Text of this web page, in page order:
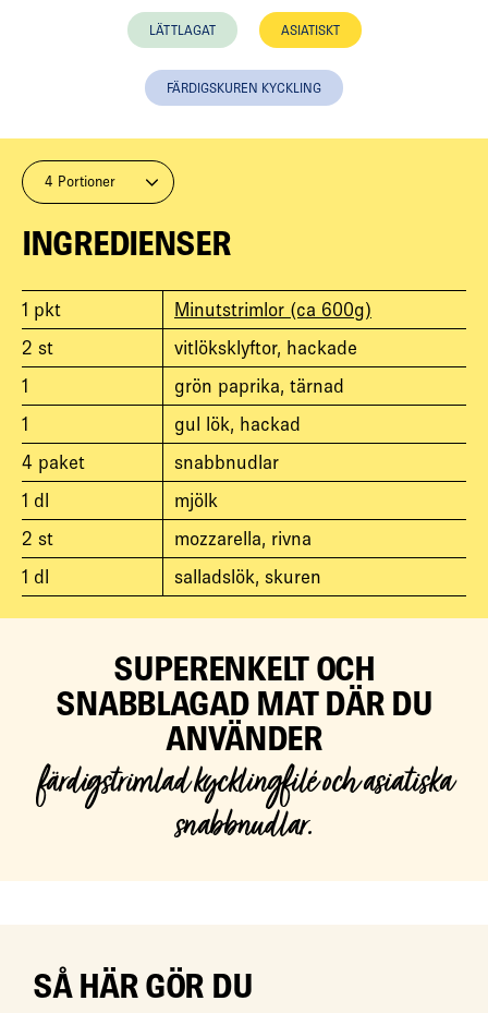
LÄTTLAGAT ASIATISKT
FÄRDIGSKUREN KYCKLING
4 Portioner
INGREDIENSER
1 pkt
Minutstrimlor (ca 600g)
2 st
vitlöksklyftor, hackade
1
grön paprika, tärnad
1
gul lök, hackad
4 paket
snabbnudlar
1 dl
mjölk
2 st
mozzarella, rivna
1 dl salladslök, skuren
SUPERENKELT OCH
SNABBLAGAD MAT DÄR DU
ANVÄNDER
färdigstrimlad kycklingfilé och asiatiska
snabbnudlar.
SÅ HÄR GÖR DU